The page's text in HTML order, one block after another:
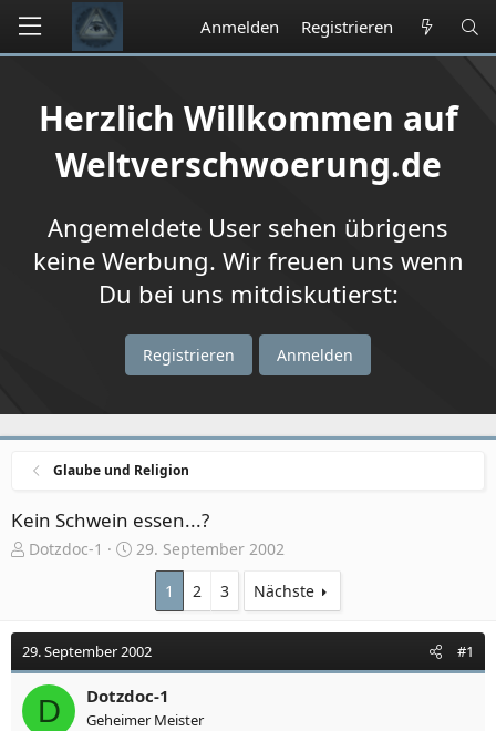
Anmelden Registrieren
Herzlich Willkommen auf
Weltverschwoerung.de
Angemeldete User sehen übrigens
keine Werbung. Wir freuen uns wenn
Du bei uns mitdiskutierst:
Registrieren Anmelden
Glaube und Religion
Kein Schwein essen...?
E
e
l
l
e
Dotzdoc-1
E
e
l
l
t
a
29. September 2002
1
2 3 Nächste
29. September 2002 #1
D Dotzdoc-1
Geheimer Meister